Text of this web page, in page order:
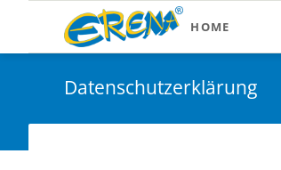
HOME
Datenschutzerklärung